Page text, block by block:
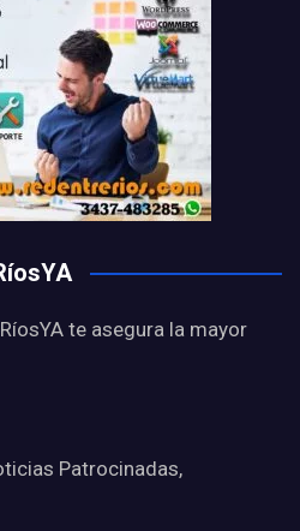
te asegura la mayor
Patrocinadas,